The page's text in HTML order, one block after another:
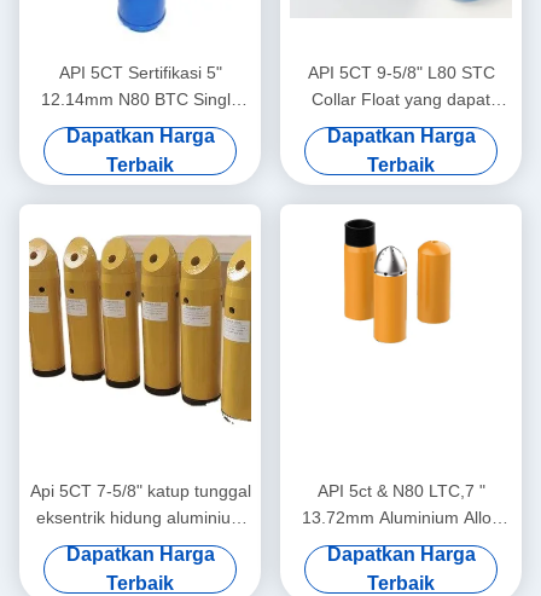
API 5CT Sertifikasi 5"
12.14mm N80 BTC Single
Valve Self-Latch Aluminium
Alloy Float Shoe untuk
Industri Minyak dan Gas
Dapatkan Harga
Terbaik
API 5CT 9-5/8" L80 STC
Collar Float yang dapat
diebor, Collar Float Oilfield,
Digunakan untuk
pembesaran sumur minyak
dan gas dalam tanah
Dapatkan Harga
Terbaik
Api 5CT 7-5/8" katup tunggal
eksentrik hidung aluminium
paduan sepatu terapung
dengan J55 BTC
Dapatkan Harga
Terbaik
API 5ct & N80 LTC,7 "
13.72mm Aluminium Alloy
Double Valves Float Shoe &
Collar untuk Oil-Gas Field
Dapatkan Harga
Terbaik